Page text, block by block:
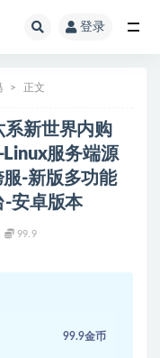
登录
正文
新世界内购
服务端源
-新版多功能
-安卓版本
99.9
99.9金币